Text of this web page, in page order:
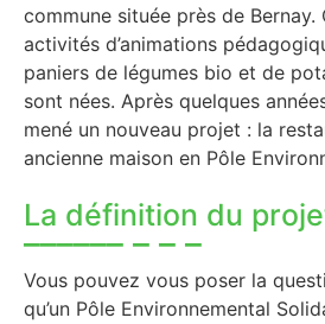
commune située près de Bernay.
activités d’animations
paniers de légumes bio et de
sont nées. Après quelques
mené un nouveau projet : la
ancienne maison en Pôle
La définition du
Vous pouvez vous poser la
qu’un Pôle Environnemental